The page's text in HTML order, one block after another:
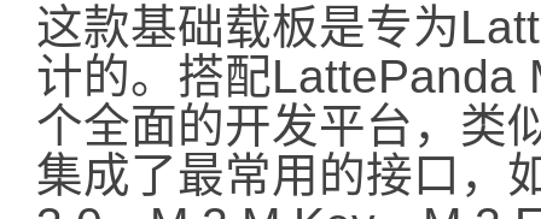
这款基础载板是专为
计的。搭配LattePanda
个全面的开发平台，类
集成了最常用的接口，